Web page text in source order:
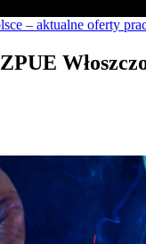
– aktualne oferty